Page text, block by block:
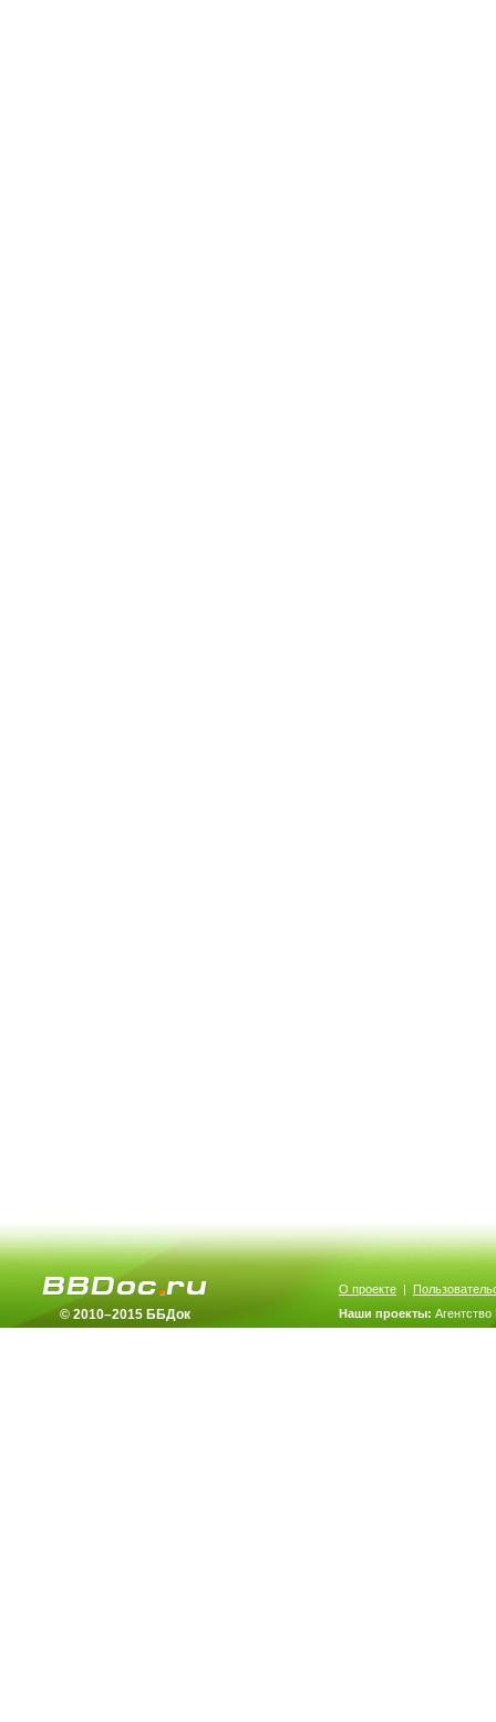
© 2010–2015 ББДок
О проекте |
Наши проекты: